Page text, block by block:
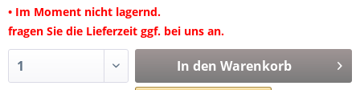
• Im Moment nicht lagernd.
fragen Sie die Lieferzeit ggf. bei uns an.
In den Warenkorb